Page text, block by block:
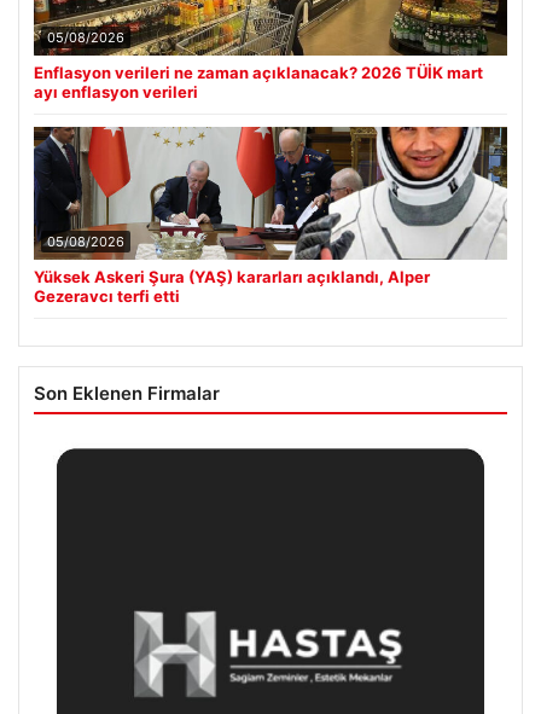
05/08/2026
Enflasyon verileri ne zaman açıklanacak? 2026 TÜİK mart
ayı enflasyon verileri
05/08/2026
Yüksek Askeri Şura (YAŞ) kararları açıklandı, Alper
Gezeravcı terfi etti
Son Eklenen Firmalar